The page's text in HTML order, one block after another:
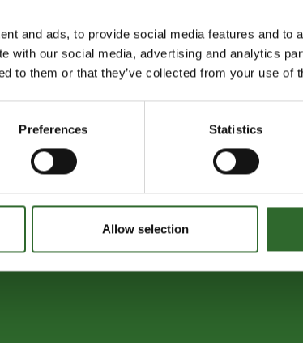
and ads, to provide social media features and to
with our social media, advertising and analytics
to them or that they’ve collected from your use of
Preferences Statistics
Allow selection
FRA